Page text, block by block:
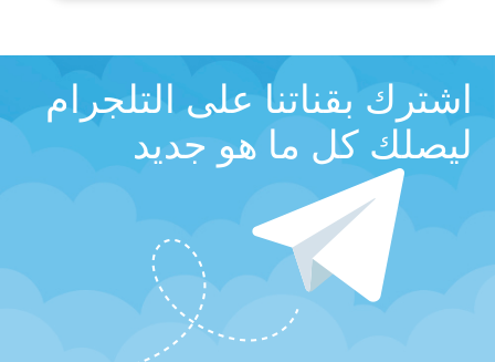
اشترك بقناتنا على التلجرام
ليصلك كل ما هو جديد